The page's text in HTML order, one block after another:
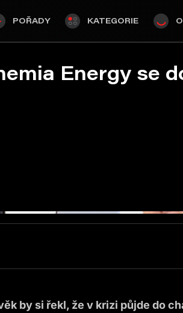
POŘADY KATEGORIE
Energy se
by si řekl, že v krizi půjde do